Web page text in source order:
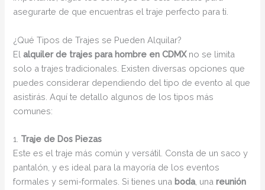
asegurarte de que encuentras el traje perfecto para ti.
¿Qué Tipos de Trajes se Pueden Alquilar?
Elalquiler de trajes para hombre en CDMXno se limita
solo a trajes tradicionales. Existen diversas opciones que
puedes considerar dependiendo del tipo de evento al que
asistirás. Aquí te detallo algunos de los tipos más
comunes:
1. Traje de Dos Piezas
Este es el traje más común y versátil. Consta de un saco y
pantalón, y es ideal para la mayoría de los eventos
formales y semi-formales. Si tienes una boda, unareunión